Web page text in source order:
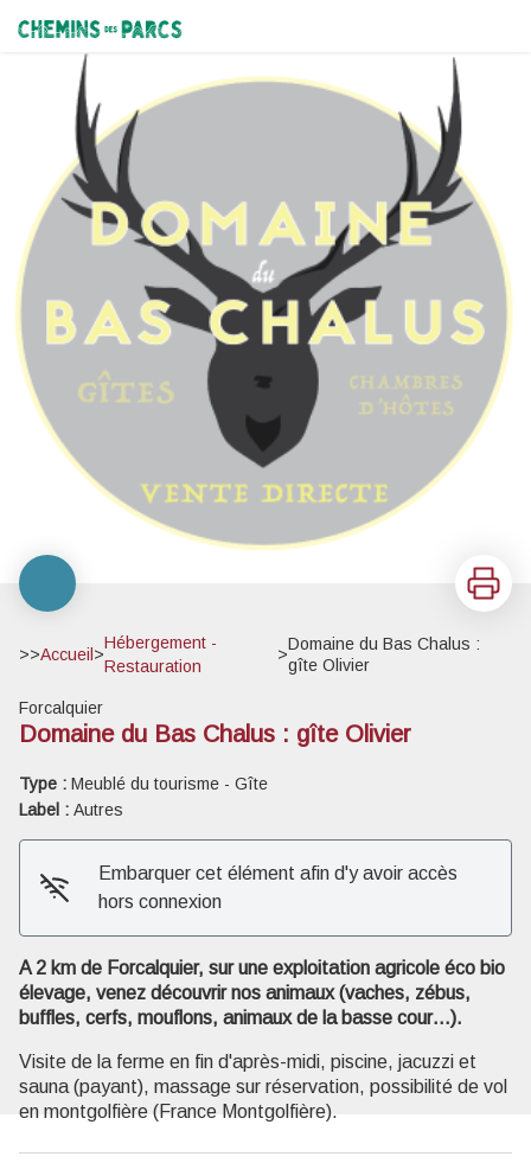
Chemins des Parcs
Voir l'image en plein écran
Imprimer
>>Accueil >
Hébergement -
Restauration
>
Domaine du Bas Chalus :
gîte Olivier
Forcalquier
Domaine du Bas Chalus : gîte Olivier
Type : Meublé du tourisme - Gîte
Label : Autres
Embarquer cet élément afin d'y avoir accès
hors connexion
A 2 km de Forcalquier, sur une exploitation agricole éco bio
élevage, venez découvrir nos animaux (vaches, zébus,
buffles, cerfs, mouflons, animaux de la basse cour…).
Visite de la ferme en fin d'après-midi, piscine, jacuzzi et
sauna (payant), massage sur réservation, possibilité de vol
en montgolfière (France Montgolfière).